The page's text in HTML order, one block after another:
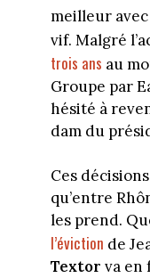
meilleur
vif. Malgré
trois ans au
Groupe par
hésité à
dam du
Ces
qu’entre
les prend.
l’éviction de
Textor va en